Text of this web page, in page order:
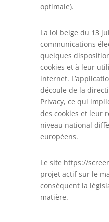
optimale).
La loi belge du 13
communications
quelques
cookies et à leur
internet.
découle de la
Privacy, ce qui
des cookies et leur
niveau national
européens.
Le site https://
projet actif sur le
conséquent la
matière.